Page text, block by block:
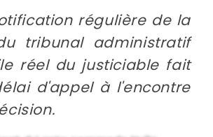
régulière de la
tribunal administratif
réel du justiciable fait
d'appel à l'encontre